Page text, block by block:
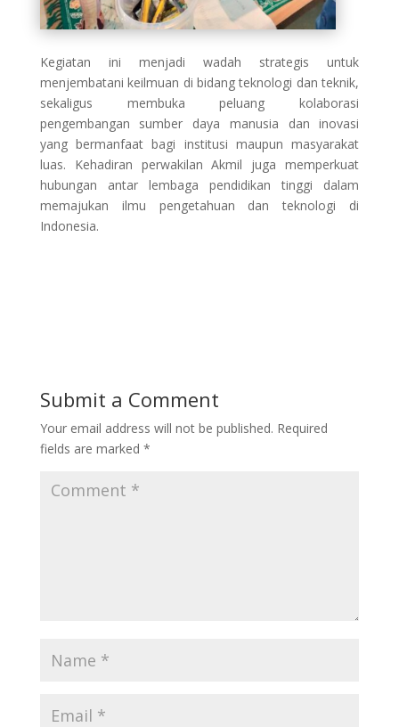
Kegiatan ini menjadi wadah strategis untuk
menjembatani keilmuan di bidang teknologi dan teknik,
sekaligus membuka peluang kolaborasi
pengembangan sumber daya manusia dan inovasi
yang bermanfaat bagi institusi maupun masyarakat
luas. Kehadiran perwakilan Akmil juga memperkuat
hubungan antar lembaga pendidikan tinggi dalam
memajukan ilmu pengetahuan dan teknologi di
Indonesia.
Submit a Comment
Your email address will not be published. Required
fields are marked *